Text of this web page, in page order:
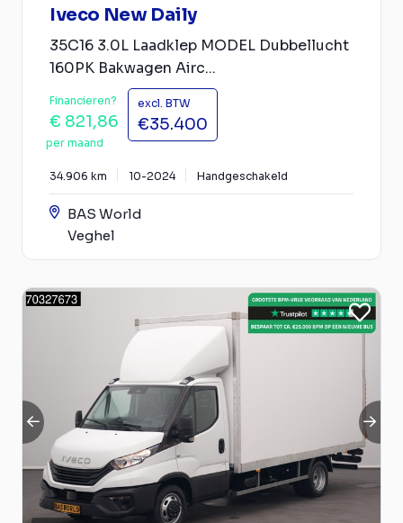
Iveco New Daily
35C16 3.0L Laadklep MODEL Dubbellucht
160PK Bakwagen Airc...
Financieren?
€ 821,86
per maand
excl. BTW
€35.400
34.906 km 10-2024 Handgeschakeld
BAS World
Veghel